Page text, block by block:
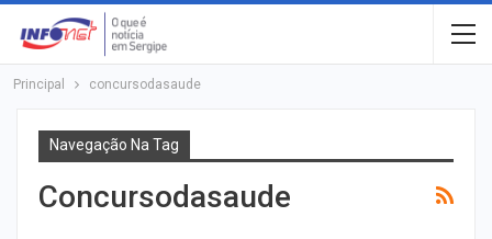
Principal concursodasaude
Navegação Na Tag
Concursodasaude